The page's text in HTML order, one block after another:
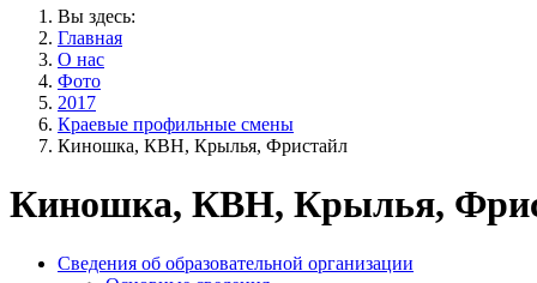
Вы здесь:
Главная
О нас
Фото
2017
Краевые профильные смены
Киношка, КВН, Крылья, Фристайл
Киношка, КВН, Крылья,
Сведения об образовательной организации